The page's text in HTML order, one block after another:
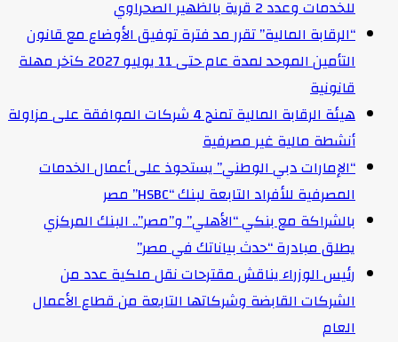
للخدمات وعدد 2 قرية بالظهير الصحراوي
“الرقابة المالية” تقرر مد فترة توفيق الأوضاع مع قانون
التأمين الموحد لمدة عام حتى 11 يوليو 2027 كآخر مهلة
قانونية
هيئة الرقابة المالية تمنح 4 شركات الموافقة على مزاولة
أنشطة مالية غير مصرفية
“الإمارات دبي الوطني” يستحوذ على أعمال الخدمات
المصرفية للأفراد التابعة لبنك “HSBC” مصر
بالشراكة مع بنكي “الأهلي” و”مصر”.. البنك المركزي
يطلق مبادرة “حدث بياناتك في مصر”
رئيس الوزراء يناقش مقترحات نقل ملكية عدد من
الشركات القابضة وشركاتها التابعة من قطاع الأعمال
العام